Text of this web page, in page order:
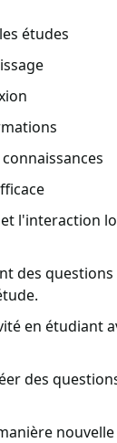
études
l'interaction
des
en étudiant
des